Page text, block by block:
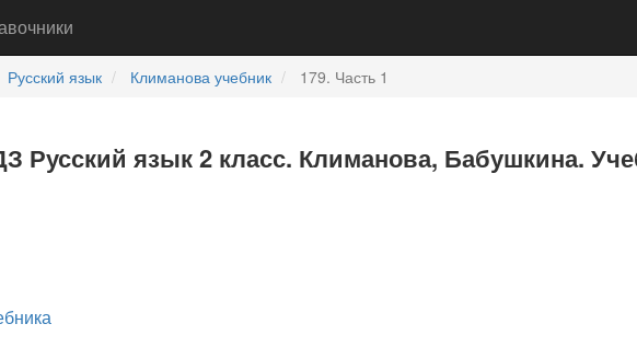
Русский язык Климанова учебник 179. Часть 1
Русский язык 2 класс. Климанова, Бабушкина.